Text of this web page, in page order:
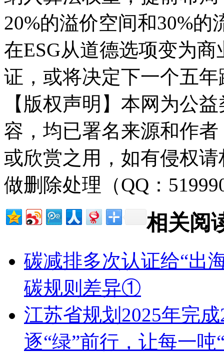
20%的溢价空间和30%的
在ESG从道德选项变为
证，或将决定下一个五
【版权声明】本网为公
容，均已署名来源和作
或欣赏之用，如有侵权
做删除处理（QQ：
相关阅
碳减排多次认证给“出
碳规则差异①
江苏省规划2025年完
逐“绿”前行，让每一吨